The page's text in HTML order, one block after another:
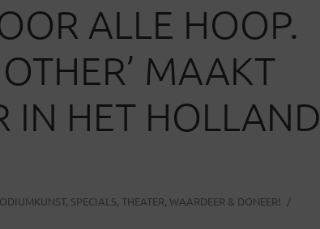
ALLE HOOP.
MAAKT
IN HET HOLLAND
, SPECIALS, THEATER, WAARDEER & DONEER!